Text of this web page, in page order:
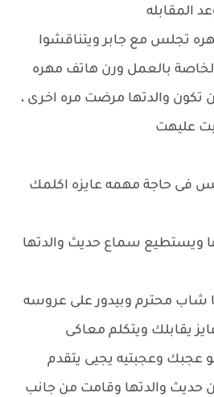
المقابله
تجلس مع جابر ويتناقشوا
بالعمل ورن هاتف مهره
تكون والدتها مرضت مره اخرى ،
عليهت
بس فى حاجة مهمه عايزه اكلمك
ويستطيع سماع حديث والدتها
شاب محترم وبيدور على عروسه
يقابلك ويتكلم معاكى
عجبك وعجبتيه يجيى يتقدم
حديث والدتها وقامت من جانب